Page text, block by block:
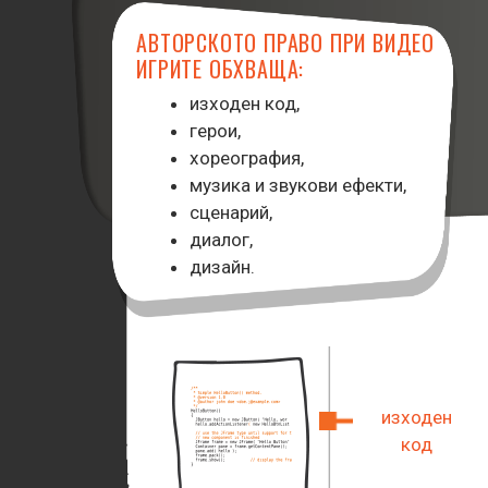
АВТОРСКОТО ПРАВО ПРИ ВИДЕО
ИГРИТЕ ОБХВАЩА:
изходен код,
герои,
хореография,
музика и звукови ефекти,
сценарий,
диалог,
дизайн.
изходен
код